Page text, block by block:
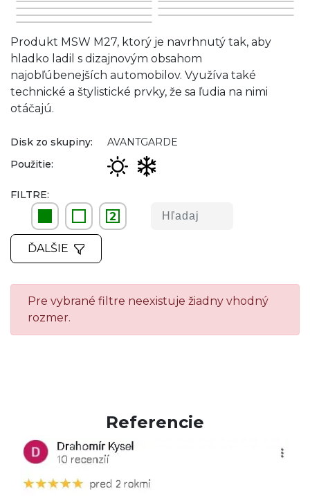
Produkt MSW M27, ktorý je navrhnutý tak, aby
hladko ladil s dizajnovým obsahom
najobľúbenejších automobilov. Využíva také
technické a štylistické prvky, že sa ľudia na nimi
otáčajú.
Disk zo skupiny:
AVANTGARDE
Použitie:
FILTRE:
2
ĎALŠIE
Pre vybrané filtre neexistuje žiadny vhodný
rozmer.
Referencie